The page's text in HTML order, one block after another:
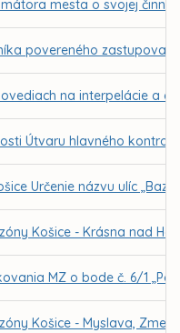
mesta o svojej
povereného
na interpelácie a
Útvaru hlavného
Určenie názvu ulíc
Košice - Krásna nad
MZ o bode č. 6/1
Košice - Myslava,